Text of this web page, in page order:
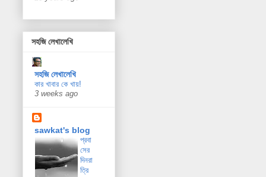
সহজি লেখালেখি
সহজি লেখালেখি
কার খাবার কে খায়!
3 weeks ago
sawkat's blog
প্রবা
সের
দিনরা
ত্রি